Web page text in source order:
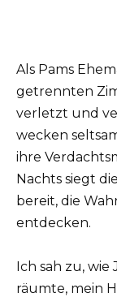
Als Pams
getrennten
verletzt und
wecken
ihre
Nachts siegt
bereit, die
entdecken.
Ich sah zu, wie
räumte, mein